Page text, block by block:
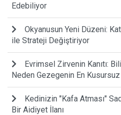
Edebiliyor
Okyanusun Yeni Düzeni:
ile Strateji Değiştiriyor
Evrimsel Zirvenin Kanıtı:
Neden Gezegenin En Kusursuz
Kedinizin "Kafa Atması"
Bir Aidiyet İlanı